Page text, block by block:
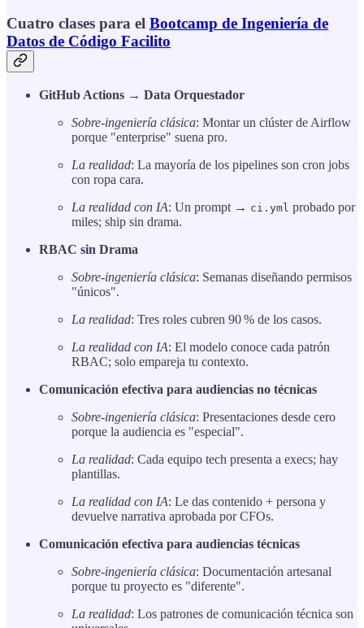
Cuatro clases para el Bootcamp de Ingeniería de
Datos de Código Facilito
GitHub Actions → Data Orquestador
Sobre-ingeniería clásica: Montar un clúster de Airflow
porque "enterprise" suena pro.
La realidad: La mayoría de los pipelines son cron jobs
con ropa cara.
La realidad con IA: Un prompt → ci.yml probado por
miles; ship sin drama.
RBAC sin Drama
Sobre-ingeniería clásica: Semanas diseñando permisos
"únicos".
La realidad: Tres roles cubren 90 % de los casos.
La realidad con IA: El modelo conoce cada patrón
RBAC; solo empareja tu contexto.
Comunicación efectiva para audiencias no técnicas
Sobre-ingeniería clásica: Presentaciones desde cero
porque la audiencia es "especial".
La realidad: Cada equipo tech presenta a execs; hay
plantillas.
La realidad con IA: Le das contenido + persona y
devuelve narrativa aprobada por CFOs.
Comunicación efectiva para audiencias técnicas
Sobre-ingeniería clásica: Documentación artesanal
porque tu proyecto es "diferente".
La realidad: Los patrones de comunicación técnica son